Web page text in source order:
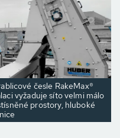
česle RakeMax®
vyžaduje síto velmi málo
prostory, hluboké